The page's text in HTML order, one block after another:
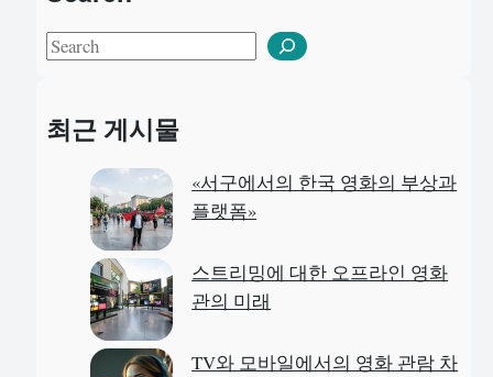
S
r
최근 게시물
«서구에서의 한국 영화의 부상과
플랫폼»
스트리밍에 대한 오프라인 영화
관의 미래
TV와 모바일에서의 영화 관람 차